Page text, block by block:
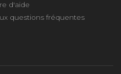
d'aide
questions fréquentes